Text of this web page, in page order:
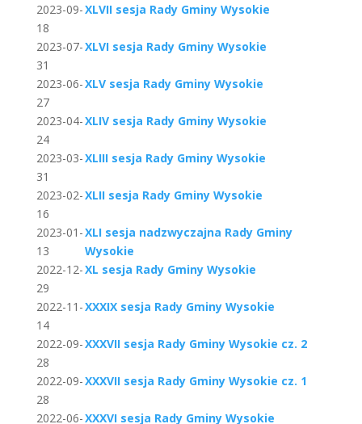
2023-09-
18
XLVII sesja Rady Gminy Wysokie
2023-07-
31
XLVI sesja Rady Gminy Wysokie
2023-06-
27
XLV sesja Rady Gminy Wysokie
2023-04-
24
XLIV sesja Rady Gminy Wysokie
2023-03-
31
XLIII sesja Rady Gminy Wysokie
2023-02-
16
XLII sesja Rady Gminy Wysokie
2023-01-
13
XLI sesja nadzwyczajna Rady Gminy
Wysokie
2022-12-
29
XL sesja Rady Gminy Wysokie
2022-11-
14
XXXIX sesja Rady Gminy Wysokie
2022-09-
28
XXXVII sesja Rady Gminy Wysokie cz. 2
2022-09-
28
XXXVII sesja Rady Gminy Wysokie cz. 1
2022-06-XXXVI sesja Rady Gminy Wysokie